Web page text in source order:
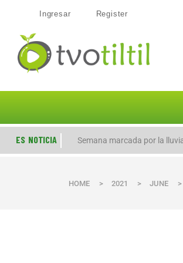
Ingresar Register
ES NOTICIA Evacúan preventivamente a
HOME > 2021 > JUNE >